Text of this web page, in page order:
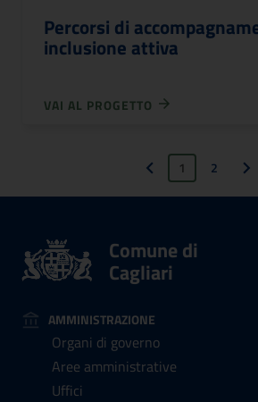
Percorsi di
inclusione attiva
VAI AL PROGETTO
Pagina precedente
1 2
Comune di
Cagliari
AMMINISTRAZIONE
Organi di governo
Aree amministrative
Uffici